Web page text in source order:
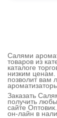
Салями
товаров из
каталоге
низким ценам.
позволит вам
Заказать
получить
сайте
он-лайн в